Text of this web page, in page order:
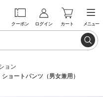
クーポン ログイン カート メニュー
ョン
ョートパンツ（男女兼用）